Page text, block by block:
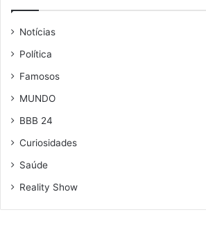
Notícias
Política
Famosos
MUNDO
BBB 24
Curiosidades
Saúde
Reality Show